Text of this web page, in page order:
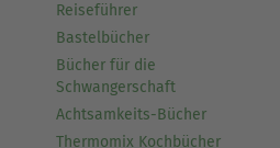
Reiseführer
Bastelbücher
Bücher für die
Schwangerschaft
Achtsamkeits-Bücher
Thermomix Kochbücher